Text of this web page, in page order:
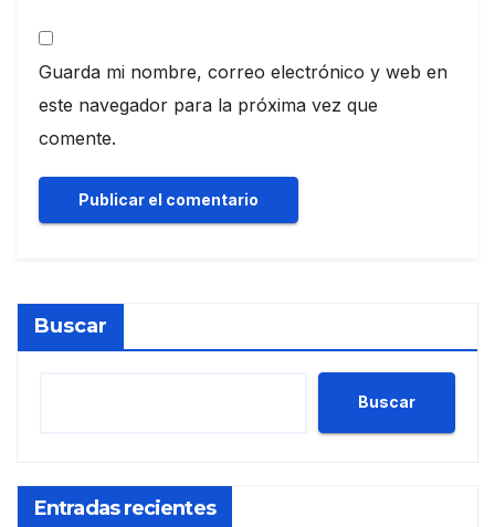
Guarda mi nombre, correo electrónico y web en
este navegador para la próxima vez que
comente.
Buscar
Buscar
Entradas recientes